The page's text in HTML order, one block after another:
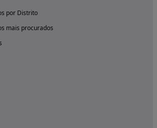
por Distrito
mais procurados